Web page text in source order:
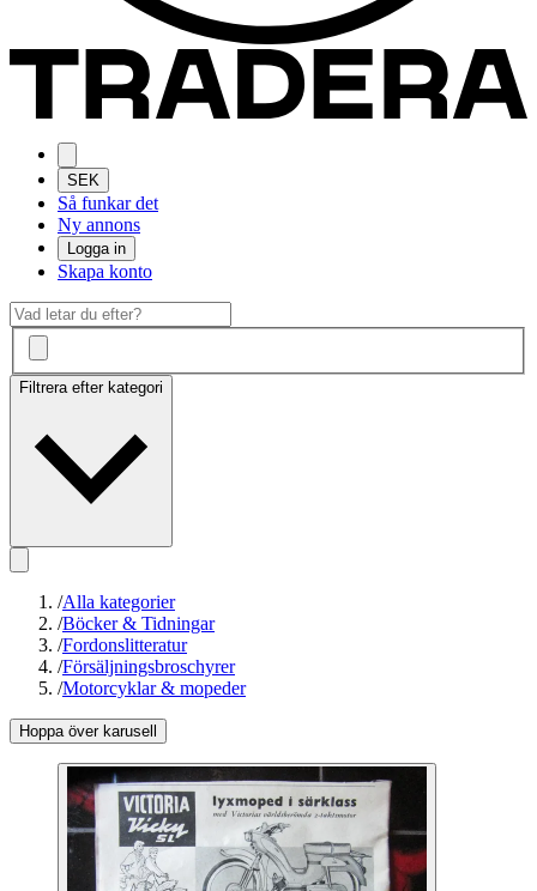
SEK
Så funkar det
Ny annons
Logga in
Skapa konto
Filtrera efter kategori
/Alla kategorier
/Böcker & Tidningar
/Fordonslitteratur
/Försäljningsbroschyrer
/Motorcyklar & mopeder
Hoppa över karusell